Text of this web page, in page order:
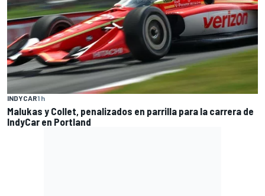
INDYCAR1 h
Malukas y Collet, penalizados en parrilla para la carrera de
IndyCar en Portland